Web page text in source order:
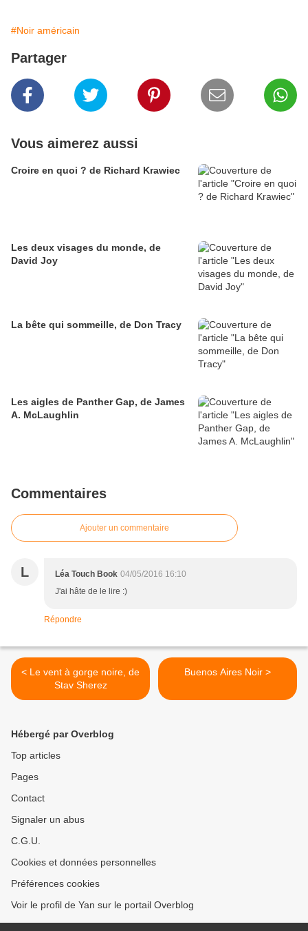
#Noir américain
Partager
Vous aimerez aussi
Croire en quoi ? de Richard Krawiec
Les deux visages du monde, de
David Joy
La bête qui sommeille, de Don Tracy
Les aigles de Panther Gap, de James
A. McLaughlin
Commentaires
Ajouter un commentaire
L Léa Touch Book 04/05/2016 16:10
J'ai hâte de le lire :)
Répondre
< Le vent à gorge noire, de
Stav Sherez
Buenos Aires Noir >
Hébergé par Overblog
Top articles
Pages
Contact
Signaler un abus
C.G.U.
Cookies et données personnelles
Préférences cookies
Voir le profil de Yan sur le portail Overblog